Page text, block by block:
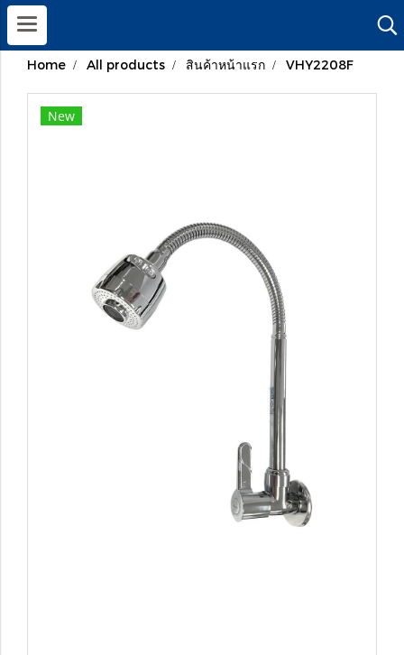
Home All products สินค้าหน้าแรก VHY2208F
New